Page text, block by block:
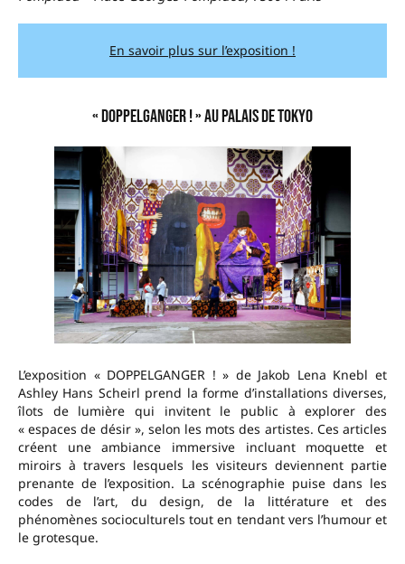
En savoir plus sur l’exposition !
« DOPPELGANGER ! » au Palais de Tokyo
L’exposition « DOPPELGANGER ! » de Jakob Lena Knebl et
Ashley Hans Scheirl prend la forme d’installations diverses,
îlots de lumière qui invitent le public à explorer des
« espaces de désir », selon les mots des artistes. Ces articles
créent une ambiance immersive incluant moquette et
miroirs à travers lesquels les visiteurs deviennent partie
prenante de l’exposition. La scénographie puise dans les
codes de l’art, du design, de la littérature et des
phénomènes socioculturels tout en tendant vers l’humour et
le grotesque.